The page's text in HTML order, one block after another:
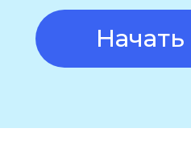
Начать